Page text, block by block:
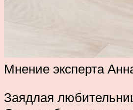
Мнение эксперта
Заядлая